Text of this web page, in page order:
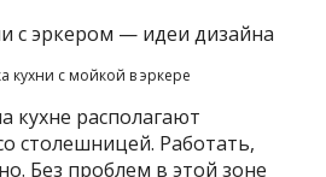
кухни с мойкой в эркере
кухне располагают
столешницей. Работать,
Без проблем в этой зоне